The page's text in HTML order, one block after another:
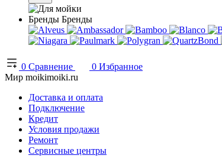
Бренды Бренды
0 Сравнение 0 Избранное
Мир moikimoiki.ru
Доставка и оплата
Подключение
Кредит
Условия продажи
Ремонт
Сервисные центры